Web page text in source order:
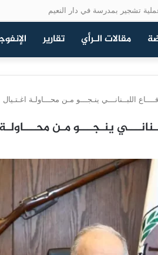
تشجير بمدرسة في دار النعيم
مقالات الـرأي تقارير
اللبــنانـــي ينـجـــو مـن محـــاولـة اغـتـيال
ينـجـــو مـن